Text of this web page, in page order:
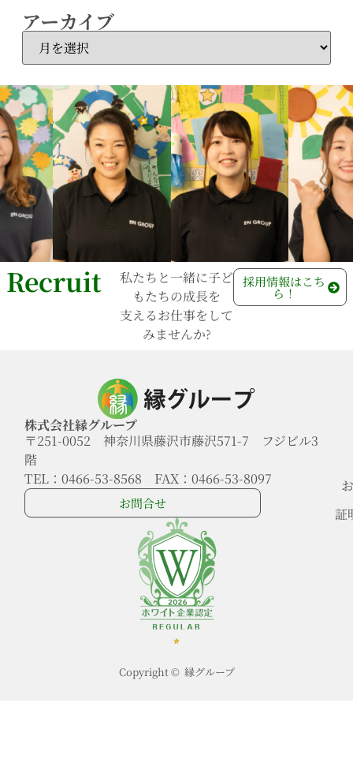
アーカイブ
Recruit
私たちと一緒に子ど
もたちの成長を
支えるお仕事をして
みませんか?
⁩採用情報⁩はこち
ら！
株式会社縁グループ
〒251-0052 神奈川県藤沢市藤沢571-7 フジビル3
階
TEL：0466-53-8568 FAX：0466-53-8097
お問合せ
証
Copyright © 縁グループ